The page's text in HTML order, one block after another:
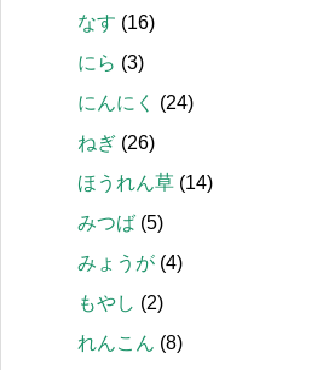
なす (16)
にら (3)
にんにく
(24)
ねぎ (26)
ほうれん草 (14)
みつば (5)
みょうが (4)
もやし (2)
れんこん (8)